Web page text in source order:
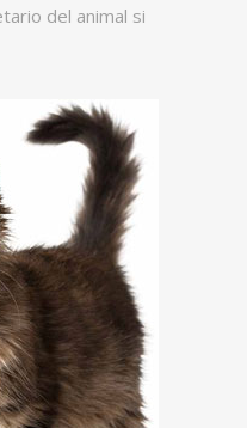
del animal si